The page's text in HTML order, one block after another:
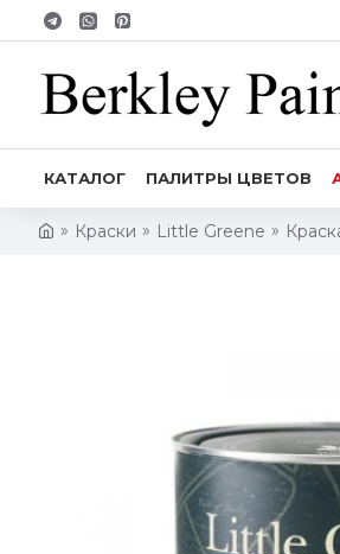
КАТАЛОГ ПАЛИТРЫ ЦВЕТОВ
Краски Little Greene